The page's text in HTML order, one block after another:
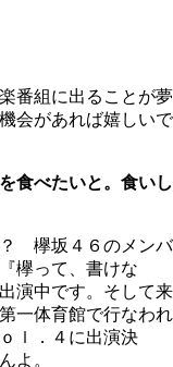
番組に出ることが夢
会があれば嬉しいで
食べたいと。食いし
欅坂４６のメンバ
欅って、書けな
演中です。そして来
一体育館で行なわれ
．４に出演決
よ。